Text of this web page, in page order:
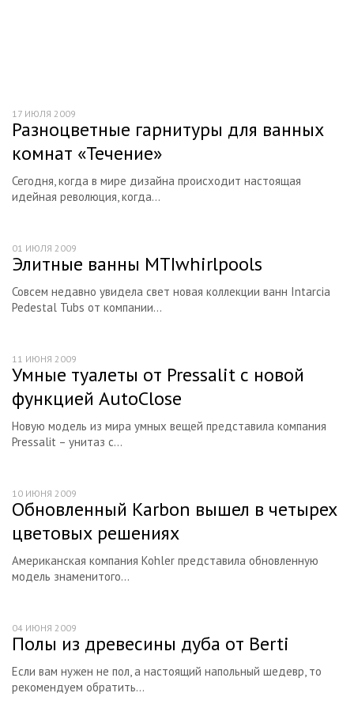
Интересные личности
Книги по ремонту
Галерея
Ресурсы
Разноцветные гарнитуры для ванных
комнат «Течение»
Сегодня, когда в мире дизайна происходит настоящая
идейная революция, когда...
17 ИЮЛЯ 2009
Элитные ванны MTIwhirlpools
Совсем недавно увидела свет новая коллекции ванн Intarcia
Pedestal Tubs от компании...
01 ИЮЛЯ 2009
Умные туалеты от Pressalit с новой
функцией AutoClose
Новую модель из мира умных вещей представила компания
Pressalit – унитаз с...
11 ИЮНЯ 2009
Обновленный Karbon вышел в четырех
цветовых решениях
Американская компания Kohler представила обновленную
модель знаменитого...
10 ИЮНЯ 2009
Полы из древесины дуба от Berti
Если вам нужен не пол, а настоящий напольный шедевр, то
рекомендуем обратить...
04 ИЮНЯ 2009